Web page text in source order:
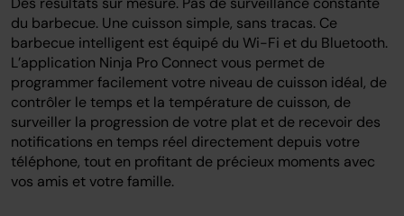
du barbecue. Une cuisson simple, sans tracas. Ce
barbecue intelligent est équipé du Wi-Fi et du Bluetooth.
L’application Ninja Pro Connect vous permet de
programmer facilement votre niveau de cuisson idéal, de
contrôler le temps et la température de cuisson, de
surveiller la progression de votre plat et de recevoir des
notifications en temps réel directement depuis votre
téléphone, tout en profitant de précieux moments avec
vos amis et votre famille.